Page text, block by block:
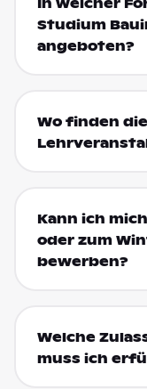
In welcher
Studium
angeboten?
Wo finden die
Kann ich
oder zum
bewerben?
Welche
muss ich